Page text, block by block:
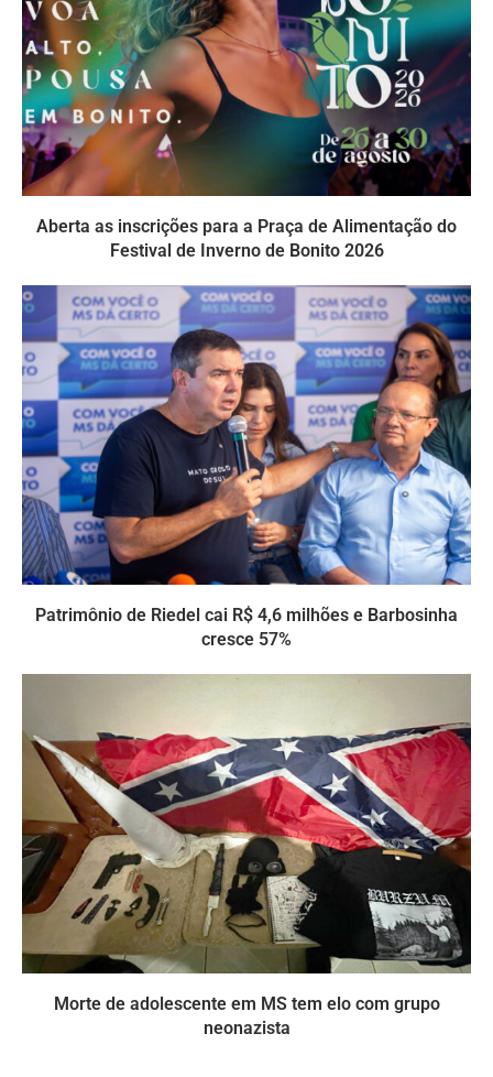
Aberta as inscrições para a Praça de Alimentação do
Festival de Inverno de Bonito 2026
Patrimônio de Riedel cai R$ 4,6 milhões e Barbosinha
cresce 57%
Morte de adolescente em MS tem elo com grupo
neonazista